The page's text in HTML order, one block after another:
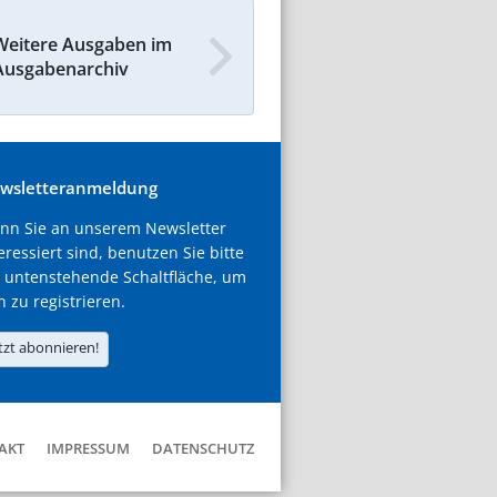
Ausgaben im
Sie an unserem Newsletter
sind, benutzen Sie bitte
untenstehende Schaltfläche, um
zu registrieren.
abonnieren!
IMPRESSUM DATENSCHUTZ